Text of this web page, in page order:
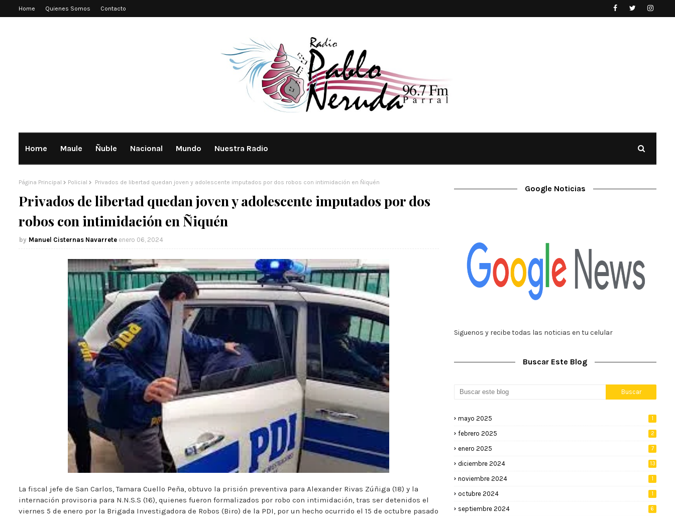
Home Quienes Somos Contacto
Home Maule Ñuble Nacional Mundo Nuestra Radio
Página Principal Policial Privados de libertad quedan joven y adolescente imputados por dos robos con intimidación en Ñiquén
Privados de libertad quedan joven y adolescente imputados por dos
robos con intimidación en Ñiquén
Manuel Cisternas Navarrete enero 06, 2024
La fiscal jefe de San Carlos, Tamara Cuello Peña, obtuvo la prisión preventiva para Alexander Rivas Zúñiga (18) y la
internación provisoria para N.N.S.S (16), quienes fueron formalizados por robo con intimidación, tras ser detenidos el
viernes 5 de enero por la Brigada Investigadora de Robos (Biro) de la PDI, por un hecho ocurrido el 15 de octubre pasado
Google Noticias
Siguenos y recibe todas las noticias en tu celular
Buscar Este Blog
mayo 2025 1
febrero 2025 2
enero 2025 7
diciembre 2024 13
noviembre 2024 1
octubre 2024 1
septiembre 2024 6